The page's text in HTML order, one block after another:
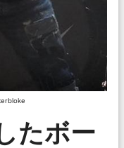
たボー